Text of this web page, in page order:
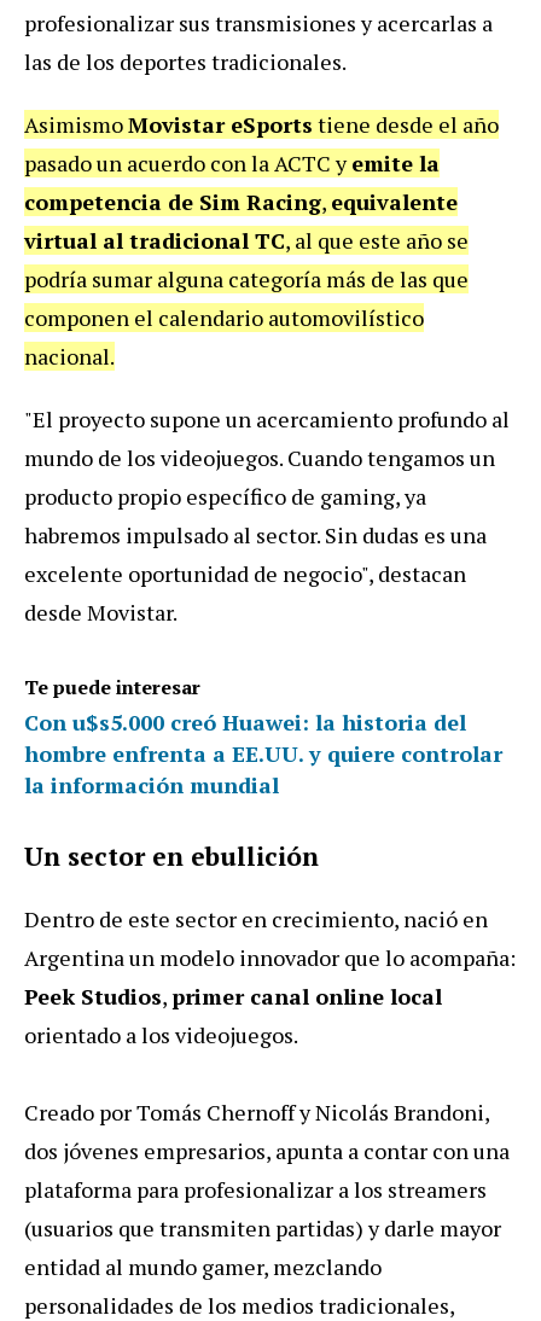
profesionalizar sus transmisiones y acercarlas a
las de los deportes tradicionales.
AsimismoMovistar eSports tiene desde el año
pasado un acuerdo con la ACTC yemite la
competencia de Sim Racing, equivalente
virtual al tradicional TC, al que este año se
podría sumar alguna categoría más de las que
componen el calendario automovilístico
nacional.
"El proyecto supone un acercamiento profundo al
mundo de los videojuegos. Cuando tengamos un
producto propio específico de gaming, ya
habremos impulsado al sector. Sin dudas es una
excelente oportunidad de negocio", destacan
desde Movistar.
Te puede interesar
Con u$s5.000 creó Huawei: la historia del
hombre enfrenta a EE.UU. y quiere controlar
la información mundial
Un sector en ebullición
Dentro de este sector en crecimiento, nació en
Argentina un modelo innovador que lo acompaña:
Peek Studios,primer canal online local
orientado a los videojuegos.
Creado por Tomás Chernoff y Nicolás Brandoni,
dos jóvenes empresarios, apunta a contar con una
plataforma para profesionalizar a los streamers
(usuarios que transmiten partidas) y darle mayor
entidad al mundo gamer, mezclando
personalidades de los medios tradicionales,